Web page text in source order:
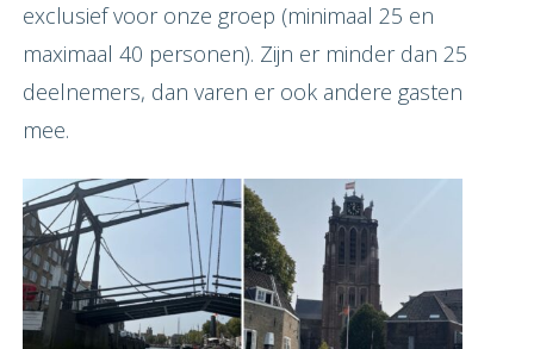
exclusief voor onze groep (minimaal 25 en
maximaal 40 personen). Zijn er minder dan 25
deelnemers, dan varen er ook andere gasten
mee.